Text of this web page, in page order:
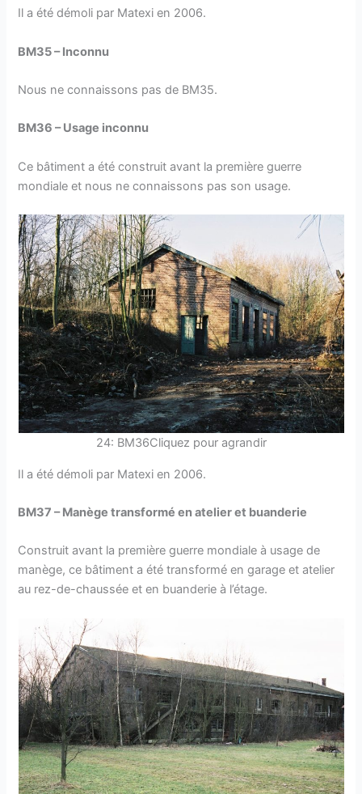
Il a été démoli par Matexi en 2006.
BM35 – Inconnu
Nous ne connaissons pas de BM35.
BM36 – Usage inconnu
Ce bâtiment a été construit avant la première guerre
mondiale et nous ne connaissons pas son usage.
24: BM36Cliquez pour agrandir
Il a été démoli par Matexi en 2006.
BM37 – Manège transformé en atelier et buanderie
Construit avant la première guerre mondiale à usage de
manège, ce bâtiment a été transformé en garage et atelier
au rez-de-chaussée et en buanderie à l’étage.